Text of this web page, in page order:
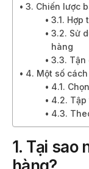
3. Chiến lược
3.1. Hợp
3.2. Sử
hàng
3.3. Tận
4. Một số
4.1.
4.2.
4.3.
1. Tại sao